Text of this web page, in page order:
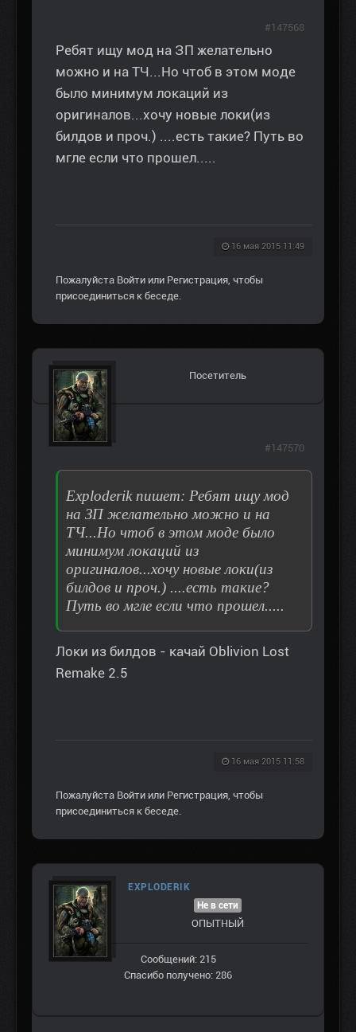
Ребят ищу мод на ЗП желательно
можно и на ТЧ...Но чтоб в этом моде
было минимум локаций из
оригиналов...хочу новые локи(из
билдов и проч.) ....есть такие? Путь во
мгле если что прошел.....
16 мая 2015 11:49
#147568
Пожалуйста Войти или Регистрация , чтобы
присоединиться к беседе.
Посетитель
Exploderik пишет: Ребят ищу мод
на ЗП желательно можно и на
ТЧ...Но чтоб в этом моде было
минимум локаций из
оригиналов...хочу новые локи(из
билдов и проч.) ....есть такие?
Путь во мгле если что прошел.....
Локи из билдов - качай Oblivion Lost
Remake 2.5
16 мая 2015 11:58
#147570
Пожалуйста Войти или Регистрация , чтобы
присоединиться к беседе.
EXPLODERIK
Не в сети
ОПЫТНЫЙ
Сообщений: 215
Спасибо получено: 286